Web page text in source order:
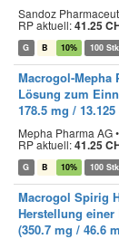
Sandoz
RP aktuell:41.25
G B 10% 100 Stk
Macrogol-Mepha
Lösung zum
178.5 mg / 13.125
Mepha Pharma AG
RP aktuell:41.25
G B 10% 100 Stk
Macrogol Spirig
Herstellung
(350.7 mg / 46.6